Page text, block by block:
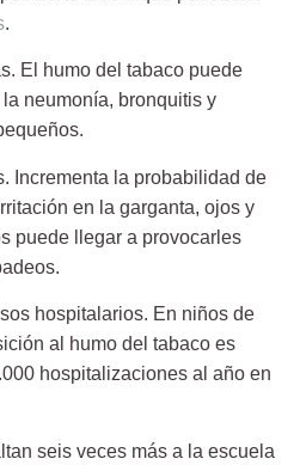
.
El humo del tabaco puede
neumonía, bronquitis y
Incrementa la probabilidad de
en la garganta, ojos y
puede llegar a provocarles
hospitalarios. En niños de
al humo del tabaco es
hospitalizaciones al año en
seis veces más a la escuela